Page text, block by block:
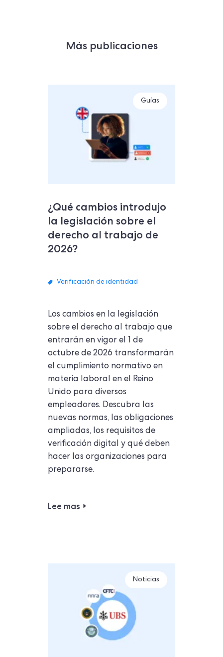
Más publicaciones
Guías
¿Qué cambios introdujo
la legislación sobre el
derecho al trabajo de
2026?
Verificación de identidad
Los cambios en la legislación
sobre el derecho al trabajo que
entrarán en vigor el 1 de
octubre de 2026 transformarán
el cumplimiento normativo en
materia laboral en el Reino
Unido para diversos
empleadores. Descubra las
nuevas normas, las obligaciones
ampliadas, los requisitos de
verificación digital y qué deben
hacer las organizaciones para
prepararse.
Lee mas
Noticias